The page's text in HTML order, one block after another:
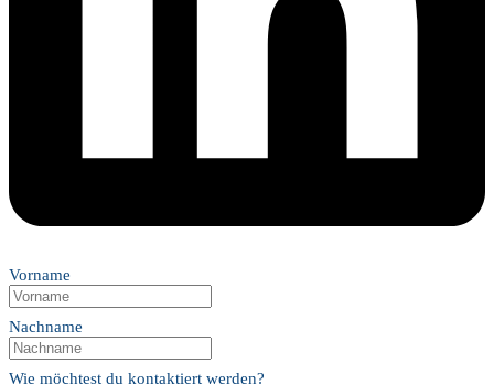
Vorname
Nachname
Wie möchtest du kontaktiert werden?